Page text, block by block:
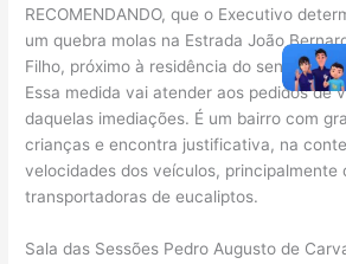
RECOMENDANDO, que o Executivo
um quebra molas na Estrada João
Filho, próximo à residência do senhor
Essa medida vai atender aos pedidos de
daquelas imediações. É um bairro com
crianças e encontra justificativa, na
velocidades dos veículos, principalmente
transportadoras de eucaliptos.
Sala das Sessões Pedro Augusto de